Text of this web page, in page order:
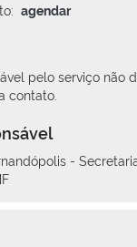
agendar
pelo serviço não
contato.
-